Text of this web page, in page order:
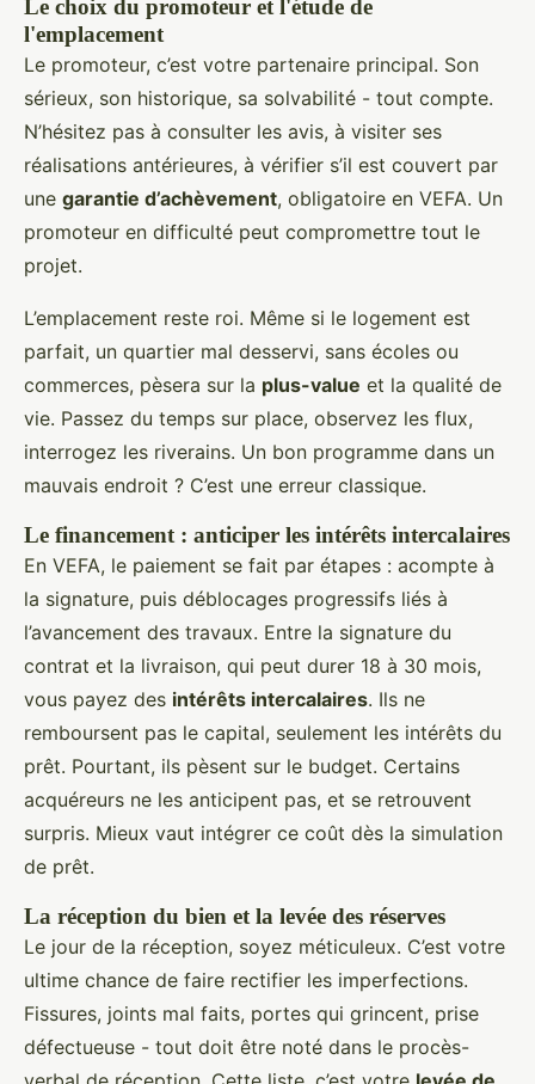
Le choix du promoteur et l'étude de
l'emplacement
Le promoteur, c’est votre partenaire principal. Son
sérieux, son historique, sa solvabilité - tout compte.
N’hésitez pas à consulter les avis, à visiter ses
réalisations antérieures, à vérifier s’il est couvert par
une garantie d’achèvement, obligatoire en VEFA. Un
promoteur en difficulté peut compromettre tout le
projet.
L’emplacement reste roi. Même si le logement est
parfait, un quartier mal desservi, sans écoles ou
commerces, pèsera sur la plus-value et la qualité de
vie. Passez du temps sur place, observez les flux,
interrogez les riverains. Un bon programme dans un
mauvais endroit ? C’est une erreur classique.
Le financement : anticiper les intérêts intercalaires
En VEFA, le paiement se fait par étapes : acompte à
la signature, puis déblocages progressifs liés à
l’avancement des travaux. Entre la signature du
contrat et la livraison, qui peut durer 18 à 30 mois,
vous payez des intérêts intercalaires. Ils ne
remboursent pas le capital, seulement les intérêts du
prêt. Pourtant, ils pèsent sur le budget. Certains
acquéreurs ne les anticipent pas, et se retrouvent
surpris. Mieux vaut intégrer ce coût dès la simulation
de prêt.
La réception du bien et la levée des réserves
Le jour de la réception, soyez méticuleux. C’est votre
ultime chance de faire rectifier les imperfections.
Fissures, joints mal faits, portes qui grincent, prise
défectueuse - tout doit être noté dans le procès-